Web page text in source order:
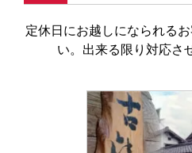
定休日にお越しになられる
い。出来る限り対応さ